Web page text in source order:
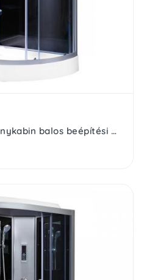
Aria hidromasszázs zuhanykabin balos beépítési oldallal